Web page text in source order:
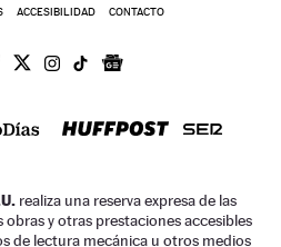
ACCESIBILIDAD CONTACTO
realiza una reserva expresa de las
obras y otras prestaciones accesibles
de lectura mecánica u otros medios